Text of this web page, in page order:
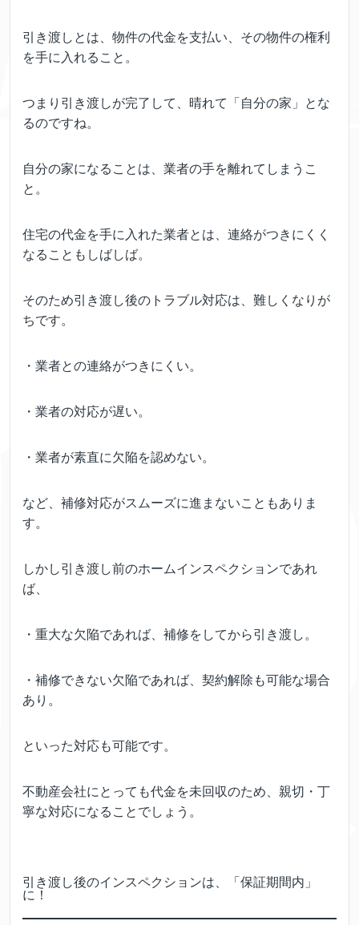
引き渡しとは、物件の代金を支払い、その物件の権利
を手に入れること。
つまり引き渡しが完了して、晴れて「自分の家」とな
るのですね。
自分の家になることは、業者の手を離れてしまうこ
と。
住宅の代金を手に入れた業者とは、連絡がつきにくく
なることもしばしば。
そのため引き渡し後のトラブル対応は、難しくなりが
ちです。
・業者との連絡がつきにくい。
・業者の対応が遅い。
・業者が素直に欠陥を認めない。
など、補修対応がスムーズに進まないこともありま
す。
しかし引き渡し前のホームインスペクションであれ
ば、
・重大な欠陥であれば、補修をしてから引き渡し。
・補修できない欠陥であれば、契約解除も可能な場合
あり。
といった対応も可能です。
不動産会社にとっても代金を未回収のため、親切・丁
寧な対応になることでしょう。
引き渡し後のインスペクションは、「保証期間内」
に！